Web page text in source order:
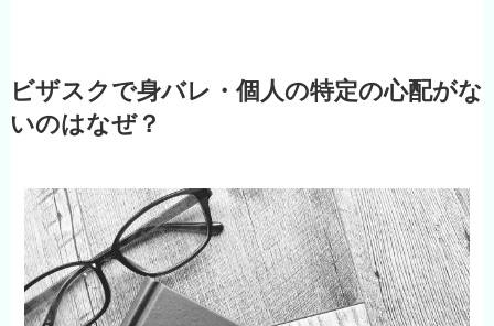
ビザスクで身バレ・個人の特定の心配がな
いのはなぜ？